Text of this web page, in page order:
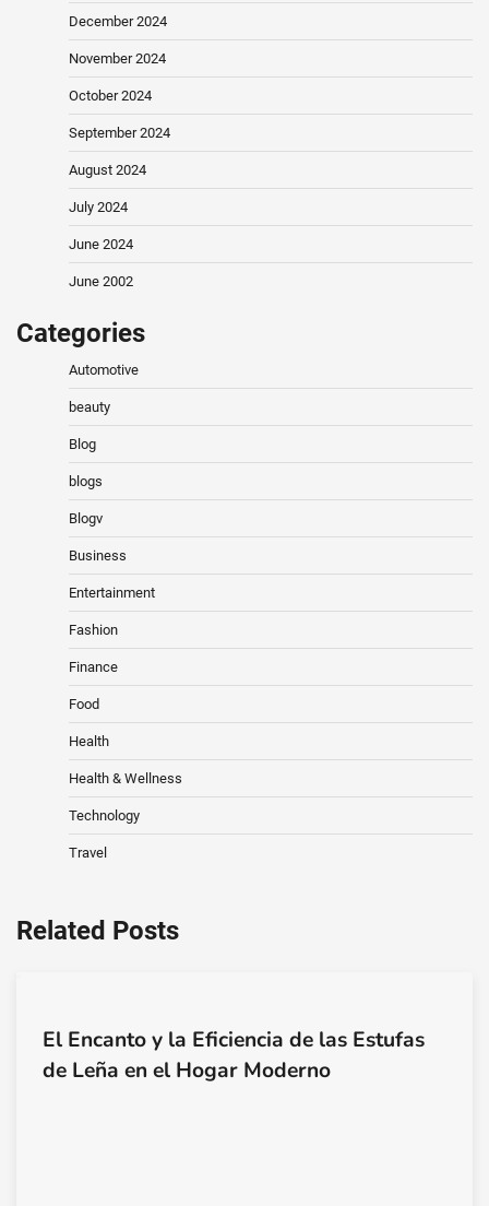
December 2024
November 2024
October 2024
September 2024
August 2024
July 2024
June 2024
June 2002
Categories
Automotive
beauty
Blog
blogs
Blogv
Business
Entertainment
Fashion
Finance
Food
Health
Health & Wellness
Technology
Travel
Related Posts
El Encanto y la Eficiencia de las Estufas
de Leña en el Hogar Moderno